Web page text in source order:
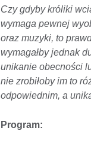
Czy gdyby króliki
wymaga pewnej
oraz muzyki, to
wymagałby jednak
unikanie obecności
nie zrobiłoby im to
odpowiednim, a
Program: